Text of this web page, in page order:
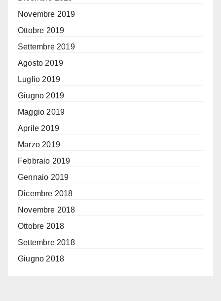
Novembre 2019
Ottobre 2019
Settembre 2019
Agosto 2019
Luglio 2019
Giugno 2019
Maggio 2019
Aprile 2019
Marzo 2019
Febbraio 2019
Gennaio 2019
Dicembre 2018
Novembre 2018
Ottobre 2018
Settembre 2018
Giugno 2018